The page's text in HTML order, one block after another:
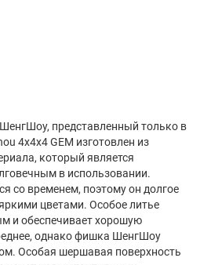
представленный только в
4x4x4 GEM изготовлен из
который является
в использовании.
со временем, поэтому он долгое
цветами. Особое литье
и обеспечивает хорошую
однако фишка ШенгШоу
Особая шершавая поверхность